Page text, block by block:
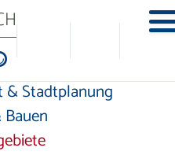
& Stadtplanung